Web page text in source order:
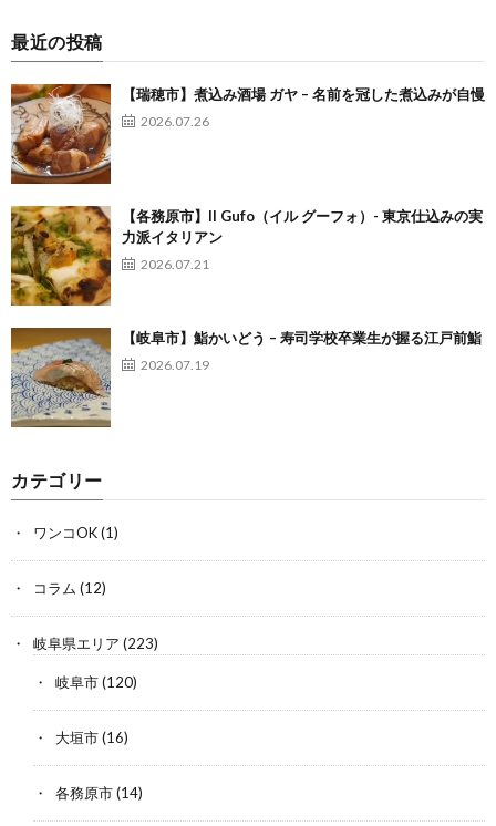
最近の投稿
【瑞穂市】煮込み酒場 ガヤ – 名前を冠した煮込みが自慢
2026.07.26
【各務原市】Il Gufo（イル グーフォ）- 東京仕込みの実
力派イタリアン
2026.07.21
【岐阜市】鮨かいどう – 寿司学校卒業生が握る江戸前鮨
2026.07.19
カテゴリー
ワンコOK(1)
コラム (12)
岐阜県エリア (223)
岐阜市(120)
大垣市(16)
各務原市(14)